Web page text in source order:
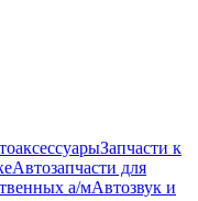
Запчасти к
Автозапчасти для
а/мАвтозвук и